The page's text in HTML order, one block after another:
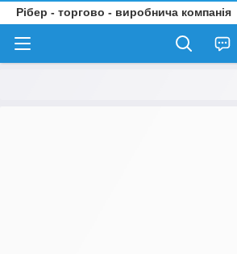
Рібер - торгово - виробнича компанія